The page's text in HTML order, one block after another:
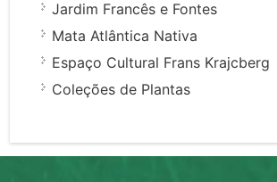
Jardim Francês e Fontes
Mata Atlântica Nativa
Espaço Cultural Frans Krajcberg
Coleções de Plantas